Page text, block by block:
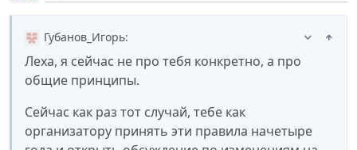
Губанов_Игорь:
Леха, я сейчас не про тебя конкретно, а про
общие принципы.
Сейчас как раз тот случай, тебе как
организатору принять эти правила начетыре